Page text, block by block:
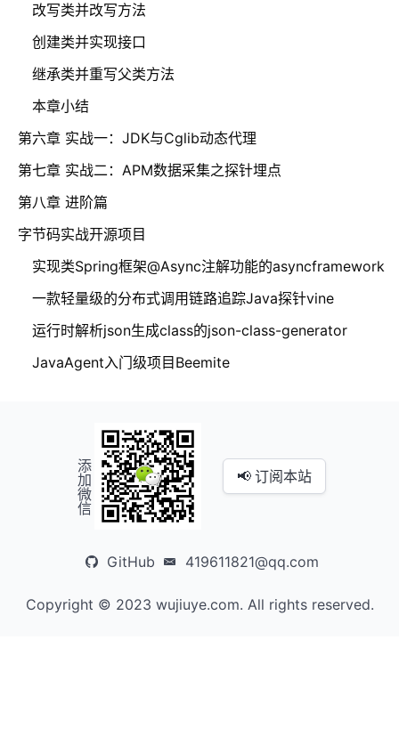
改写类并改写方法
创建类并实现接口
继承类并重写父类方法
本章小结
第六章 实战一：JDK与Cglib动态代理
第七章 实战二：APM数据采集之探针埋点
第八章 进阶篇
字节码实战开源项目
实现类Spring框架@Async注解功能的asyncframework
一款轻量级的分布式调用链路追踪Java探针vine
运行时解析json生成class的json-class-generator
JavaAgent入门级项目Beemite
添加微信 📢 订阅本站
GitHub 419611821@qq.com
Copyright © 2023 wujiuye.com. All rights reserved.